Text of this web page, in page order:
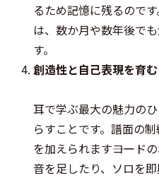
るため記憶に残るので
は、数か月や数年後で
す。
創造性と自己表現を育む
耳で学ぶ最大の魅力の
らすことです。譜面の
を加えられます――コー
音を足したり、ソロを